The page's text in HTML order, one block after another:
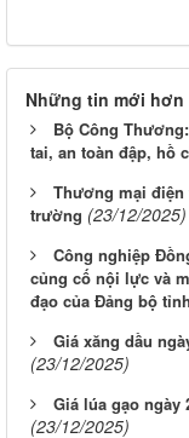
Những tin mới hơn
Bộ Công
tai, an toàn đập, hồ
Thương mại
trường (23/12/2025)
Công nghiệp
củng cố nội lực và
đạo của Đảng bộ tỉnh
Giá xăng dầu
(23/12/2025)
Giá lúa gạo ngày
(23/12/2025)